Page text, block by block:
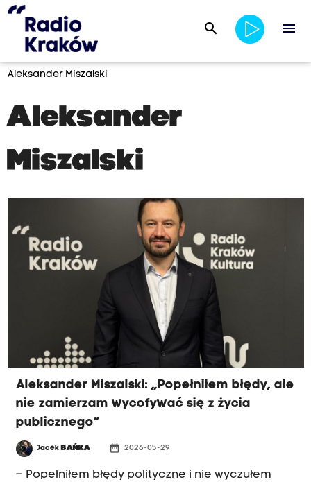
search menu
Aleksander Miszalski
Aleksander
Miszalski
Aleksander Miszalski: „Popełniłem błędy, ale
nie zamierzam wycofywać się z życia
publicznego”
Jacek BAŃKA date_range 2026-05-29
– Popełniłem błędy polityczne i nie wyczułem